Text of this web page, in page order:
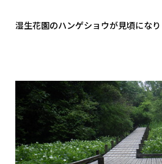
湿生花園のハンゲショウが見頃になり